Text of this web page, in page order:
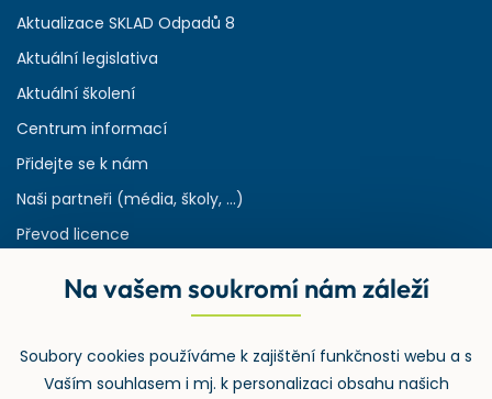
Aktualizace SKLAD Odpadů 8
Aktuální legislativa
Aktuální školení
Centrum informací
Přidejte se k nám
Naši partneři (média, školy, ...)
Převod licence
Rejstřík používaných zkratek v odpadech
Zpětný odběr
Na vašem soukromí nám záleží
Soubory cookies používáme k zajištění funkčnosti webu a s
Vaším souhlasem i mj. k personalizaci obsahu našich